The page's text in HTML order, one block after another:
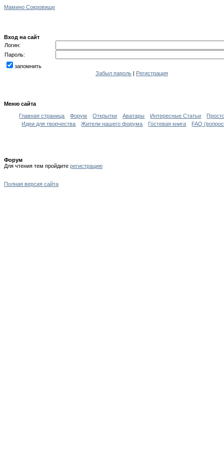
Мамино Сокровище
Вход на сайт
Логин:
Пароль:
запомнить
Забыл пароль | Регистрация
Меню сайта
Главная страница
Форум Открытки Аватары Интересные Статьи
Идеи для творчества
Жители нашего форума Гостевая книга FAQ
Форум
Для чтения тем пройдите регистрацию
Полная версия сайта